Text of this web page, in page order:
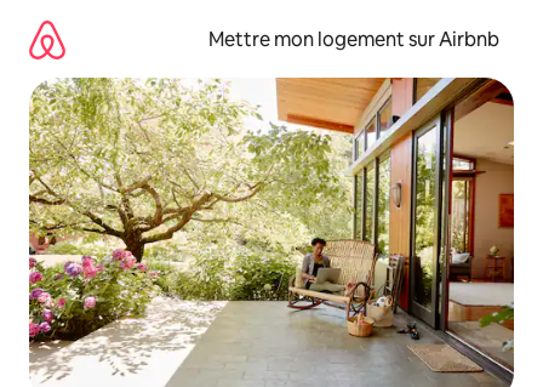
directement
contenu
Mettre mon logement sur Airbnb